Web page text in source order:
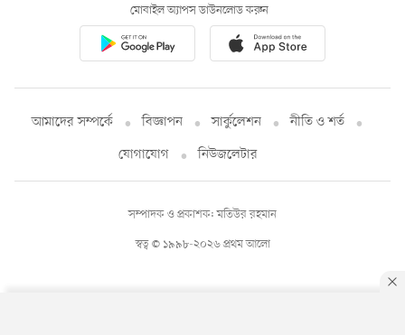
মোবাইল অ্যাপস ডাউনলোড করুন
আমাদের সম্পর্কে বিজ্ঞাপন সার্কুলেশন
নীতি ও শর্ত
যোগাযোগ
নিউজলেটার
স্বত্ব © ১৯৯৮-২০২৬ প্রথম আলো
সম্পাদক ও প্রকাশক: মতিউর রহমান